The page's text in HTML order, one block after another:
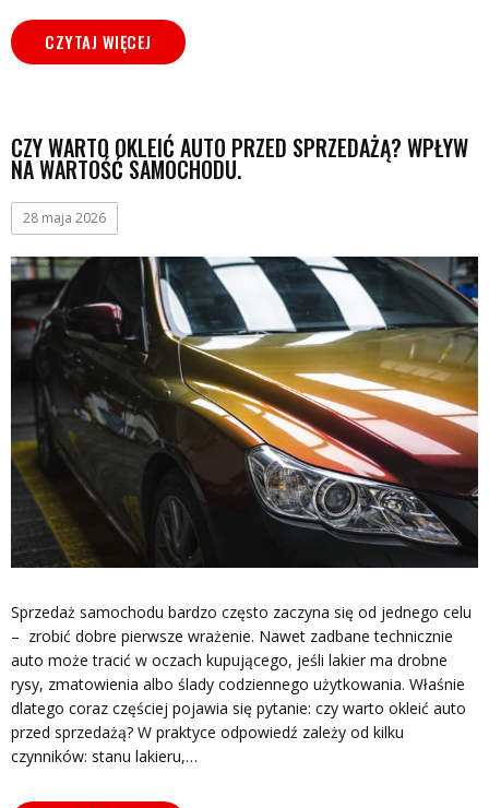
CZYTAJ WIĘCEJ
CZY WARTO OKLEIĆ AUTO PRZED SPRZEDAŻĄ? WPŁYW
NA WARTOŚĆ SAMOCHODU.
28 maja 2026
Sprzedaż samochodu bardzo często zaczyna się od jednego celu
– zrobić dobre pierwsze wrażenie. Nawet zadbane technicznie
auto może tracić w oczach kupującego, jeśli lakier ma drobne
rysy, zmatowienia albo ślady codziennego użytkowania. Właśnie
dlatego coraz częściej pojawia się pytanie: czy warto okleić auto
przed sprzedażą? W praktyce odpowiedź zależy od kilku
czynników: stanu lakieru,…